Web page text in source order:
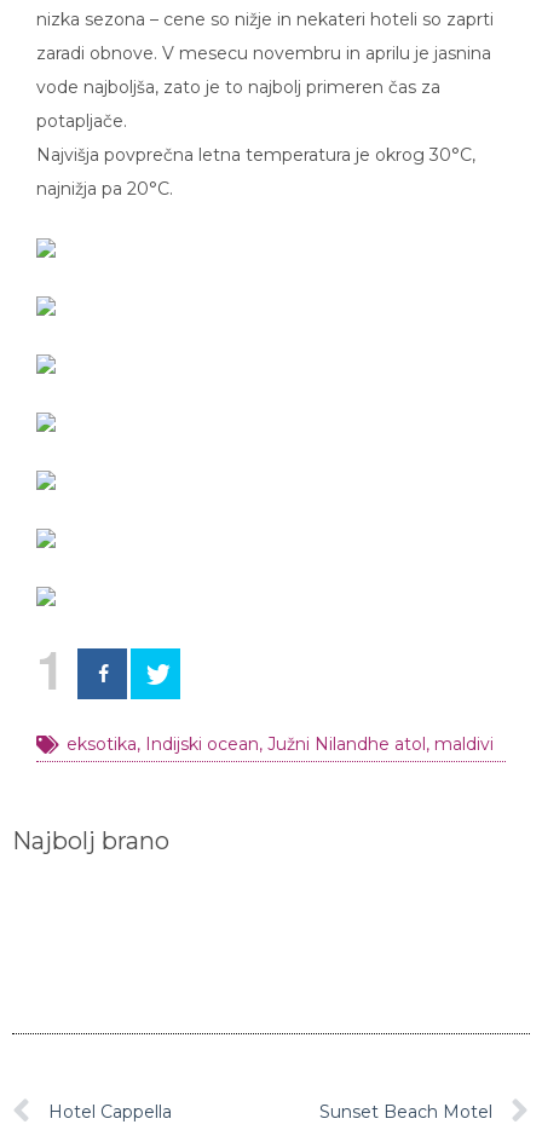
nizka sezona – cene so nižje in nekateri hoteli so zaprti
zaradi obnove. V mesecu novembru in aprilu je jasnina
vode najboljša, zato je to najbolj primeren čas za
potapljače.
Najvišja povprečna letna temperatura je okrog 30°C,
najnižja pa 20°C.
1
eksotika, Indijski ocean, Južni Nilandhe atol, maldivi
Najbolj brano
Hotel Cappella Sunset Beach Motel